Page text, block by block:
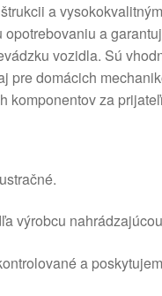
a
a
vozidla. Sú
pre domácich
komponentov za
výrobcu
a